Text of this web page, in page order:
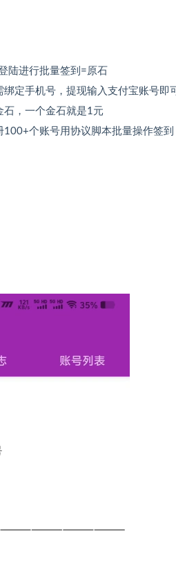
陆进行批量签到=原石
定手机号，提现输入支付宝账号即可
，一个金石就是1元
个账号用协议脚本批量操作签到